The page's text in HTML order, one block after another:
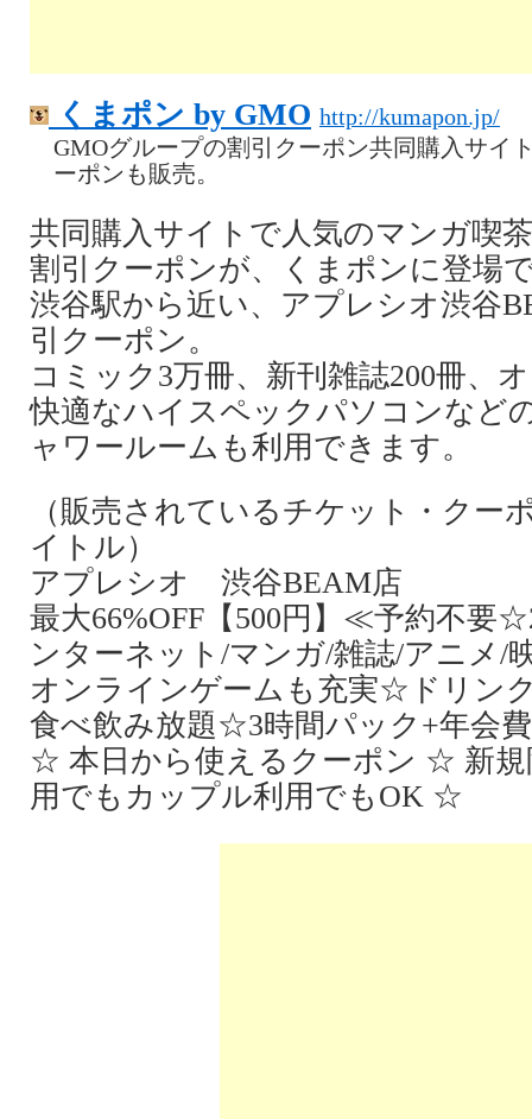
くまポン by GMO http://kumapon.jp/
GMOグループの割引クーポン共同購入サイ
ーポンも販売。
共同購入サイトで人気のマンガ喫
割引クーポンが、くまポンに登場
渋谷駅から近い、アプレシオ渋谷
引クーポン。
コミック3万冊、新刊雑誌200冊、
快適なハイスペックパソコンなど
ャワールームも利用できます。
（販売されているチケット・クー
イトル）
アプレシオ 渋谷BEAM店
最大66%OFF【500円】≪予約不要
ンターネット/マンガ/雑誌/アニメ/
オンラインゲームも充実☆ドリン
食べ飲み放題☆3時間パック+年会
☆ 本日から使えるクーポン ☆ 新
用でもカップル利用でもOK ☆